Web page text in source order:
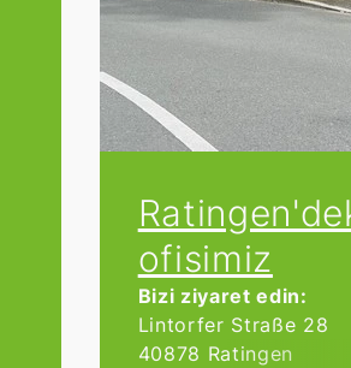
ofisimiz
Bizi ziyaret edin:
Lintorfer Straße 28
40878 Ratingen